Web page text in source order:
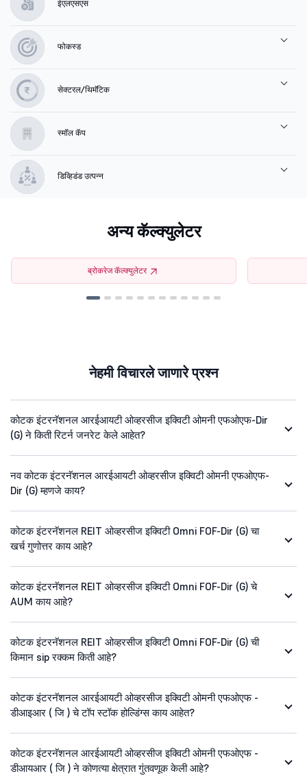
ईएलएसएस
फोकस्ड
सेक्टरल/थिमॅटिक
स्मॉल कॅप
डिव्हिडंड उत्पन्न
अन्य कॅल्क्युलेटर
ब्रोकरेज कॅल्क्युलेटर
नेहमी विचारले जाणारे प्रश्न
कोटक इंटरनॅशनल आरईआयटी ओव्हरसीज इक्विटी ओमनी एफओएफ-Dir
(G) ने किती रिटर्न जनरेट केले आहेत?
नव कोटक इंटरनॅशनल आरईआयटी ओव्हरसीज इक्विटी ओमनी एफओएफ-
Dir (G) म्हणजे काय?
कोटक इंटरनॅशनल REIT ओव्हरसीज इक्विटी Omni FOF-Dir (G) चा
खर्च गुणोत्तर काय आहे?
कोटक इंटरनॅशनल REIT ओव्हरसीज इक्विटी Omni FOF-Dir (G) चे
AUM काय आहे?
कोटक इंटरनॅशनल REIT ओव्हरसीज इक्विटी Omni FOF-Dir (G) ची
किमान sip रक्कम किती आहे?
कोटक इंटरनॅशनल आरईआयटी ओव्हरसीज इक्विटी ओमनी एफओएफ -
डीआइआर ( जि ) चे टॉप स्टॉक होल्डिंग्स काय आहेत?
कोटक इंटरनॅशनल आरईआयटी ओव्हरसीज इक्विटी ओमनी एफओएफ -
डीआयआर ( जि ) ने कोणत्या क्षेत्रात गुंतवणूक केली आहे?